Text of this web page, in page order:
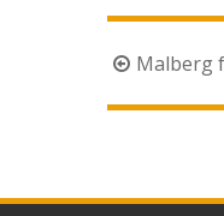
Malberg